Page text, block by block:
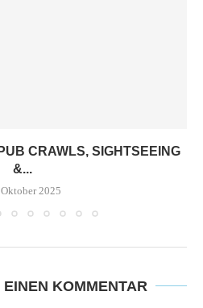
CRAWLS, SIGHTSEEING
&...
2025
KOMMENTAR